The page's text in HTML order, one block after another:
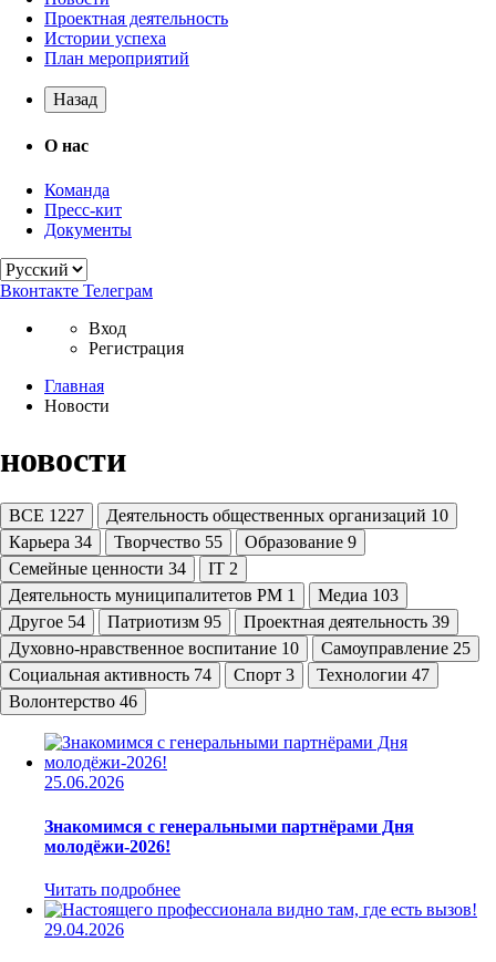
Проектная деятельность
Истории успеха
План мероприятий
Назад
О нас
Команда
Пресс-кит
Документы
Вконтакте Телеграм
Вход
Регистрация
Главная
Новости
новости
ВСЕ 1227 Деятельность общественных организаций 10
Карьера 34 Творчество 55 Образование 9
Семейные ценности 34 IT 2
Деятельность муниципалитетов РМ 1 Медиа 103
Другое 54 Патриотизм 95 Проектная деятельность 39
Духовно-нравственное воспитание 10 Самоуправление 25
Социальная активность 74 Спорт 3 Технологии 47
Волонтерство 46
25.06.2026
Знакомимся с генеральными партнёрами Дня
молодёжи-2026!
Читать подробнее
29.04.2026